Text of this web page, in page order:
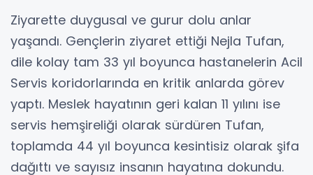
Ziyarette duygusal ve gurur dolu anlar
yaşandı. Gençlerin ziyaret ettiği Nejla Tufan,
dile kolay tam 33 yıl boyunca hastanelerin Acil
Servis koridorlarında en kritik anlarda görev
yaptı. Meslek hayatının geri kalan 11 yılını ise
servis hemşireliği olarak sürdüren Tufan,
toplamda 44 yıl boyunca kesintisiz olarak şifa
dağıttı ve sayısız insanın hayatına dokundu.